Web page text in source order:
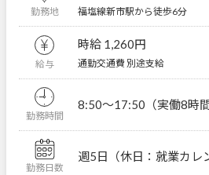
勤務地 福塩線新市駅から徒歩6分
給与
時給 1,260円
通勤交通費 別途支給
勤務時間
8:50～17:50（実働8時間
勤務日数
週5日（休日：就業カレ